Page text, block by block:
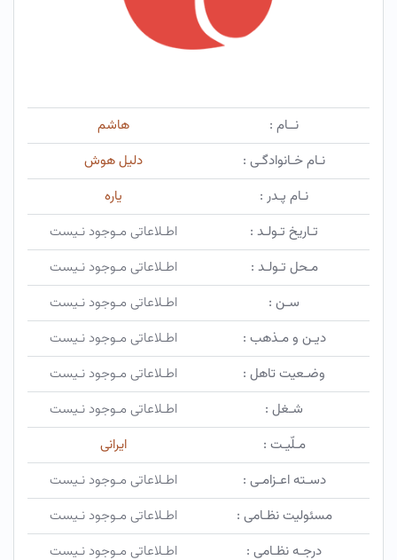
نــام :
هاشم
نـام خـانوادگـی :
دلیل هوش
نـام پـدر :
یاره
تـاریخ تـولـد :
اطـلاعاتی مـوجود نـیست
مـحل تـولـد :
اطـلاعاتی مـوجود نـیست
سـن :
اطـلاعاتی مـوجود نـیست
دیـن و مـذهب :
اطـلاعاتی مـوجود نـیست
وضـعیت تاهل :
اطـلاعاتی مـوجود نـیست
شـغل :
اطـلاعاتی مـوجود نـیست
مـلّیـت :
ایرانی
دسـته اعـزامـی :
اطـلاعاتی مـوجود نـیست
مسئولیت نظـامی :
اطـلاعاتی مـوجود نـیست
درجـه نظـامی :
اطـلاعاتی مـوجود نـیست